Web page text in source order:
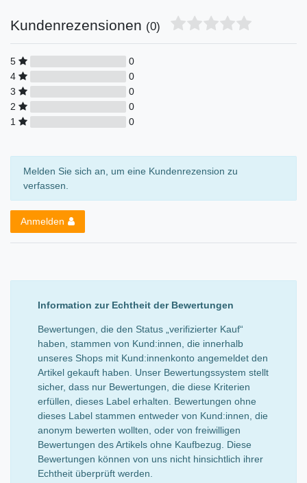
Kundenrezensionen (0)
5
0
4
0
3
0
2
0
1
0
Melden Sie sich an, um eine Kundenrezension zu
verfassen.
Anmelden
Information zur Echtheit der Bewertungen
Bewertungen, die den Status „verifizierter Kauf“
haben, stammen von Kund:innen, die innerhalb
unseres Shops mit Kund:innenkonto angemeldet den
Artikel gekauft haben. Unser Bewertungssystem stellt
sicher, dass nur Bewertungen, die diese Kriterien
erfüllen, dieses Label erhalten. Bewertungen ohne
dieses Label stammen entweder von Kund:innen, die
anonym bewerten wollten, oder von freiwilligen
Bewertungen des Artikels ohne Kaufbezug. Diese
Bewertungen können von uns nicht hinsichtlich ihrer
Echtheit überprüft werden.